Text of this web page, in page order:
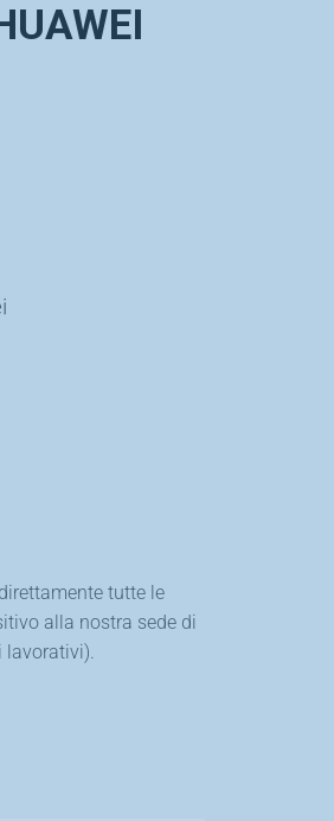
tutte le
alla nostra sede di
lavorativi).